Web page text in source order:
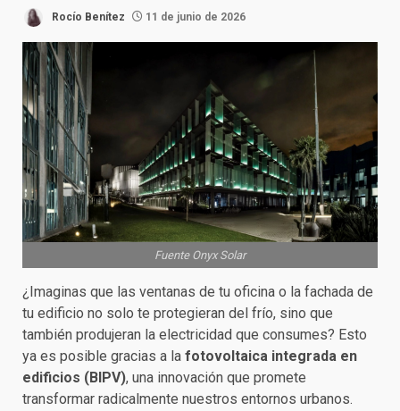
Rocío Benítez 11 de junio de 2026
Fuente Onyx Solar
¿Imaginas que las ventanas de tu oficina o la fachada de
tu edificio no solo te protegieran del frío, sino que
también produjeran la electricidad que consumes? Esto
ya es posible gracias a la fotovoltaica integrada en
edificios (BIPV), una innovación que promete
transformar radicalmente nuestros entornos urbanos.